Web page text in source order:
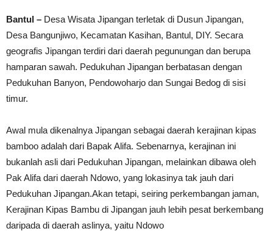
Bantul – Desa Wisata Jipangan terletak di Dusun Jipangan,
Desa Bangunjiwo, Kecamatan Kasihan, Bantul, DIY. Secara
geografis Jipangan terdiri dari daerah pegunungan dan berupa
hamparan sawah. Pedukuhan Jipangan berbatasan dengan
Pedukuhan Banyon, Pendowoharjo dan Sungai Bedog di sisi
timur.
Awal mula dikenalnya Jipangan sebagai daerah kerajinan kipas
bamboo adalah dari Bapak Alifa. Sebenarnya, kerajinan ini
bukanlah asli dari Pedukuhan Jipangan, melainkan dibawa oleh
Pak Alifa dari daerah Ndowo, yang lokasinya tak jauh dari
Pedukuhan Jipangan.Akan tetapi, seiring perkembangan jaman,
Kerajinan Kipas Bambu di Jipangan jauh lebih pesat berkembang
daripada di daerah aslinya, yaitu Ndowo